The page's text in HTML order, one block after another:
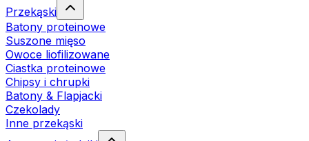
Przekąski
Batony proteinowe
Suszone mięso
Owoce liofilizowane
Ciastka proteinowe
Chipsy i chrupki
Batony & Flapjacki
Czekolady
Inne przekąski